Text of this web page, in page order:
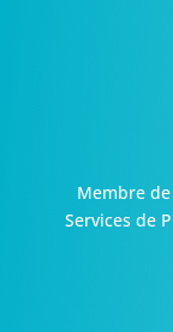
Membre de
Services de